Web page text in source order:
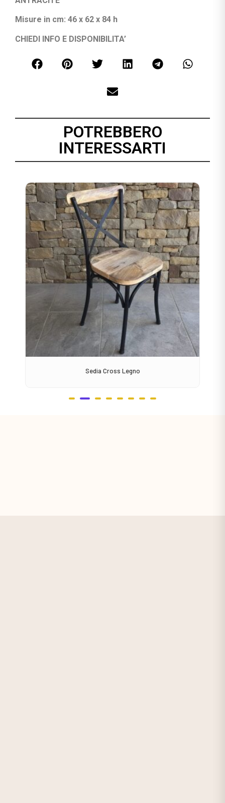
Misure in cm: 46 x 62 x 84 h
CHIEDI INFO E DISPONIBILITA’
POTREBBERO
INTERESSARTI
Sedia Cross Legno